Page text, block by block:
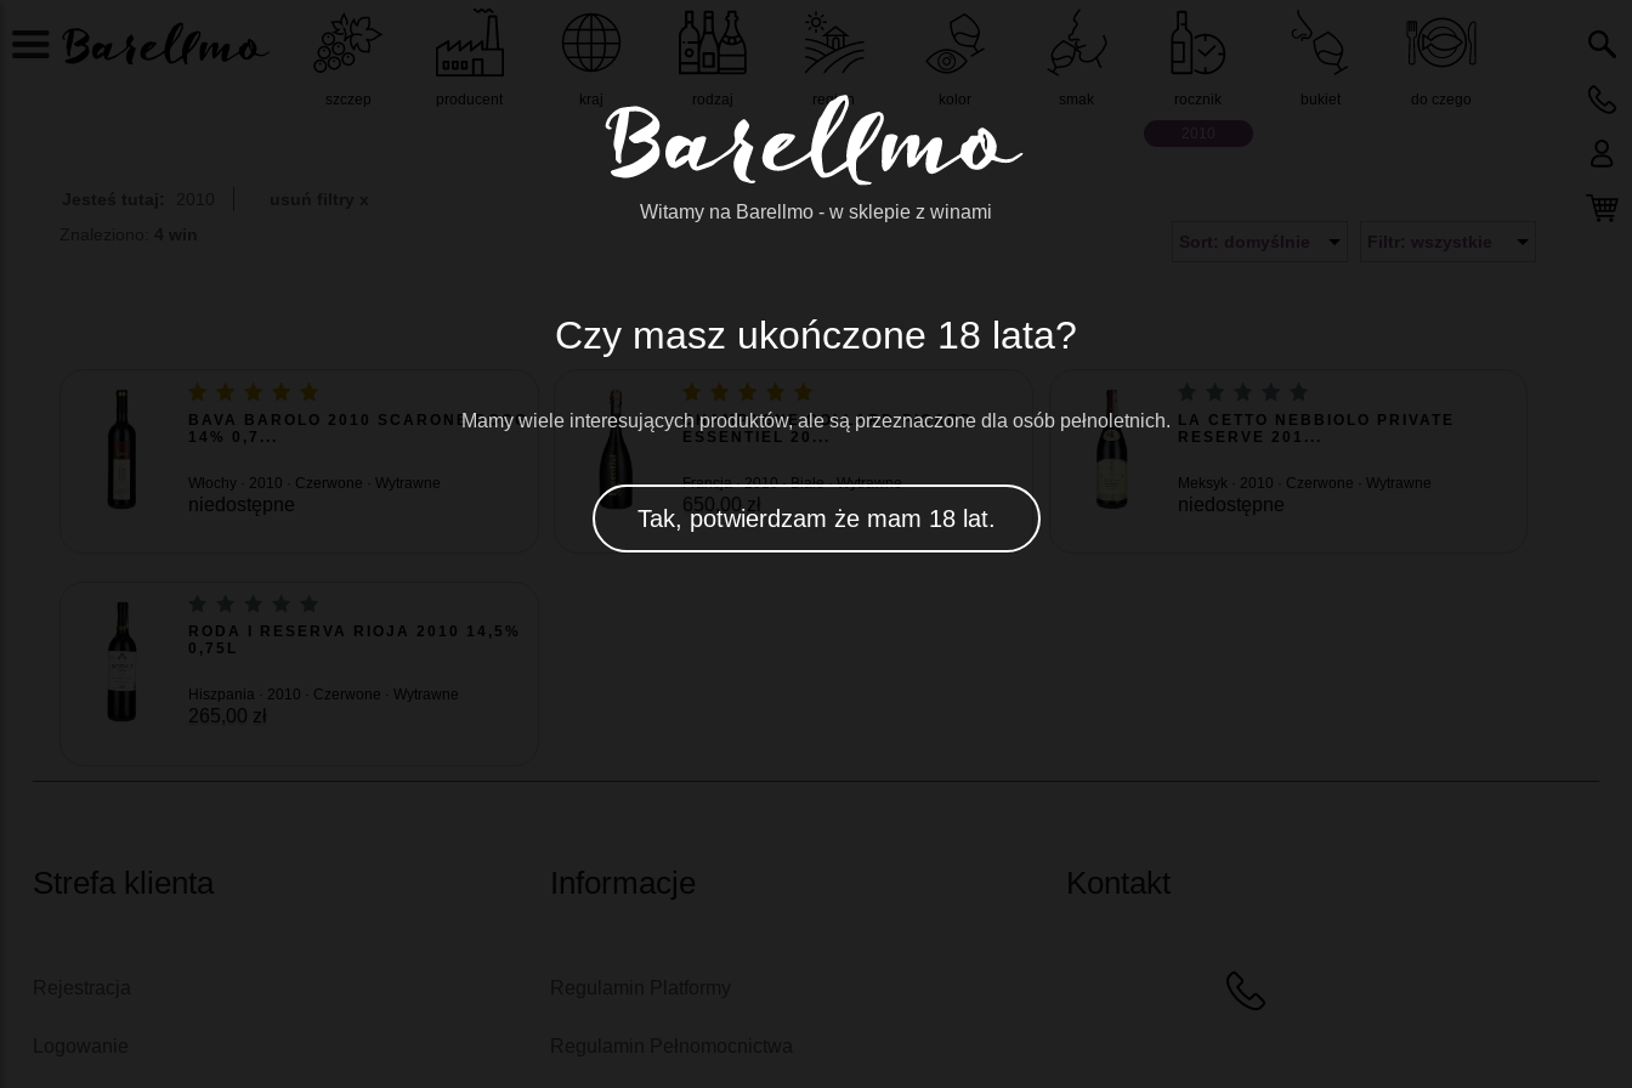
kraj
producent region
szczep
rocznik
kolor smak bukiet do czego
rodzaj
BAVA BAROLO 2010 SCARONE DOCG
14% 0,7...
Włochy · 2010 · Czerwone · Wytrawne
niedostępne
CHAMPAGNE COLLARD-PICARD
ESSENTIEL 20...
Francja · 2010 · Białe · Wytrawne
650,00 zł
LA CETTO NEBBIOLO PRIVATE
RESERVE 201...
Meksyk · 2010 · Czerwone · Wytrawne
niedostępne
RODA I RESERVA RIOJA 2010 14,5%
0,75L
Hiszpania · 2010 · Czerwone · Wytrawne
265,00 zł
Strefa klienta Informacje Kontakt
Witamy na Barellmo - w sklepie z winami
Czy masz ukończone 18 lata?
Mamy wiele interesujących produktów, ale są przeznaczone dla osób pełnoletnich.
Tak, potwierdzam że mam 18 lat.